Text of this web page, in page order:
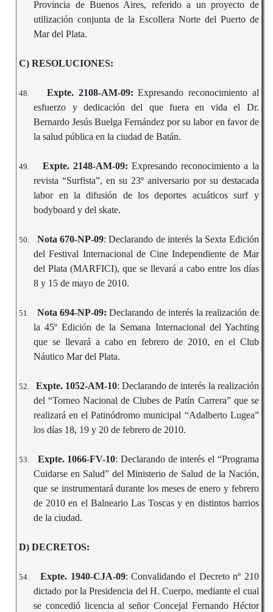
Provincia de Buenos Aires, referido a un proyecto de
utilización conjunta de la Escollera Norte del Puerto de
Mar del Plata.
C) RESOLUCIONES:
48. Expte. 2108-AM-09: Expresando reconocimiento al
esfuerzo y dedicación del que fuera en vida el Dr.
Bernardo Jesús Buelga Fernández por su labor en favor de
la salud pública en la ciudad de Batán.
49. Expte. 2148-AM-09: Expresando reconocimiento a la
revista “Surfista”, en su 23º aniversario por su destacada
labor en la difusión de los deportes acuáticos surf y
bodyboard y del skate.
50. Nota 670-NP-09: Declarando de interés la Sexta Edición
del Festival Internacional de Cine Independiente de Mar
del Plata (MARFICI), que se llevará a cabo entre los días
8 y 15 de mayo de 2010.
51. Nota 694-NP-09: Declarando de interés la realización de
la 45º Edición de la Semana Internacional del Yachting
que se llevará a cabo en febrero de 2010, en el Club
Náutico Mar del Plata.
52. Expte. 1052-AM-10: Declarando de interés la realización
del “Torneo Nacional de Clubes de Patín Carrera” que se
realizará en el Patinódromo municipal “Adalberto Lugea”
los días 18, 19 y 20 de febrero de 2010.
53. Expte. 1066-FV-10: Declarando de interés el “Programa
Cuidarse en Salud” del Ministerio de Salud de la Nación,
que se instrumentará durante los meses de enero y febrero
de 2010 en el Balneario Las Toscas y en distintos barrios
de la ciudad.
D) DECRETOS:
54. Expte. 1940-CJA-09: Convalidando el Decreto nº 210
dictado por la Presidencia del H. Cuerpo, mediante el cual
se concedió licencia al señor Concejal Fernando Héctor